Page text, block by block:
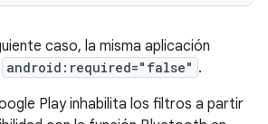
caso, la misma aplicación
android:required="false" .
Play inhabilita los filtros a partir